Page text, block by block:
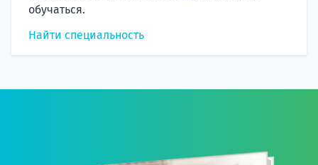
обучаться.
Найти специальность